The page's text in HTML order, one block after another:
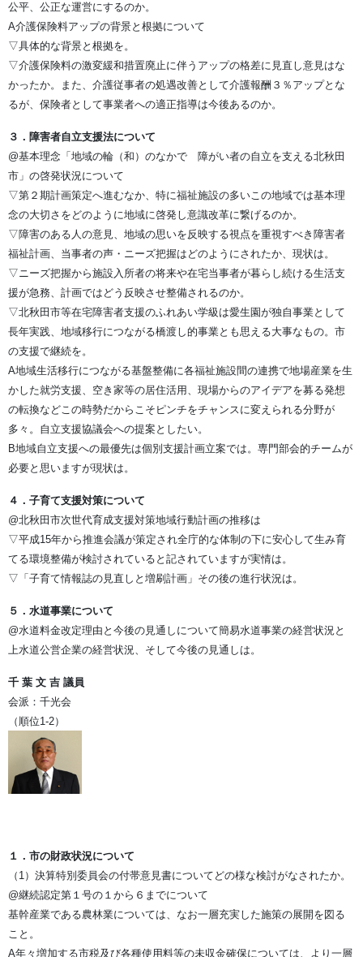
公平、公正な運営にするのか。
A介護保険料アップの背景と根拠について
▽具体的な背景と根拠を。
▽介護保険料の激変緩和措置廃止に伴うアップの格差に見直し意見はな
かったか。また、介護従事者の処遇改善として介護報酬３％アップとな
るが、保険者として事業者への適正指導は今後あるのか。
３．障害者自立支援法について
@基本理念「地域の輪（和）のなかで 障がい者の自立を支える北秋田
市」の啓発状況について
▽第２期計画策定へ進むなか、特に福祉施設の多いこの地域では基本理
念の大切さをどのように地域に啓発し意識改革に繋げるのか。
▽障害のある人の意見、地域の思いを反映する視点を重視すべき障害者
福祉計画、当事者の声・ニーズ把握はどのようにされたか、現状は。
▽ニーズ把握から施設入所者の将来や在宅当事者が暮らし続ける生活支
援が急務、計画ではどう反映させ整備されるのか。
▽北秋田市等在宅障害者支援のふれあい学級は愛生園が独自事業として
長年実践、地域移行につながる橋渡し的事業とも思える大事なもの。市
の支援で継続を。
A地域生活移行につながる基盤整備に各福祉施設間の連携で地場産業を生
かした就労支援、空き家等の居住活用、現場からのアイデアを募る発想
の転換などこの時勢だからこそピンチをチャンスに変えられる分野が
多々。自立支援協議会への提案としたい。
B地域自立支援への最優先は個別支援計画立案では。専門部会的チームが
必要と思いますが現状は。
４．子育て支援対策について
@北秋田市次世代育成支援対策地域行動計画の推移は
▽平成15年から推進会議が策定され全庁的な体制の下に安心して生み育
てる環境整備が検討されていると記されていますが実情は。
▽「子育て情報誌の見直しと増刷計画」その後の進行状況は。
５．水道事業について
@水道料金改定理由と今後の見通しについて簡易水道事業の経営状況と
上水道公営企業の経営状況、そして今後の見通しは。
千 葉 文 吉 議員
会派：千光会
（順位1-2）
１．市の財政状況について
（1）決算特別委員会の付帯意見書についてどの様な検討がなされたか。
@継続認定第１号の１から６までについて
基幹産業である農林業については、なお一層充実した施策の展開を図る
こと。
A年々増加する市税及び各種使用料等の未収金確保については、より一層